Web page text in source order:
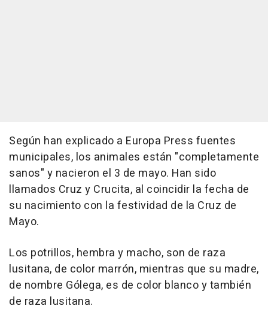
Según han explicado a Europa Press fuentes
municipales, los animales están "completamente
sanos" y nacieron el 3 de mayo. Han sido
llamados Cruz y Crucita, al coincidir la fecha de
su nacimiento con la festividad de la Cruz de
Mayo.
Los potrillos, hembra y macho, son de raza
lusitana, de color marrón, mientras que su madre,
de nombre Gólega, es de color blanco y también
de raza lusitana.